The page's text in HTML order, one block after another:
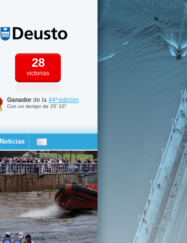
28
victorias
Ganador de la 44ª edición
Con un tiempo de 25' 10''
Noticias